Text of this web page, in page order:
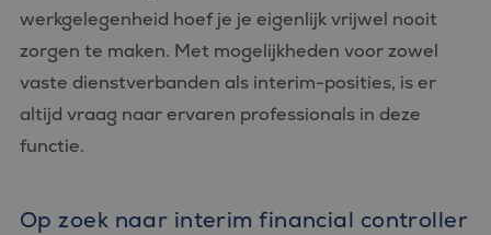
werkgelegenheid hoef je je eigenlijk vrijwel nooit
zorgen te maken. Met mogelijkheden voor zowel
vaste dienstverbanden als interim-posities, is er
altijd vraag naar ervaren professionals in deze
functie.
Op zoek naar interim financial controller